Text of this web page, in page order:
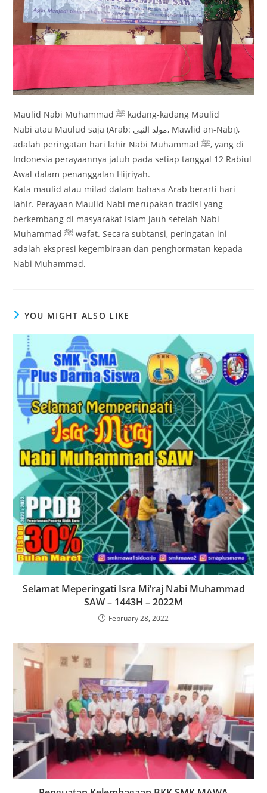
Maulid Nabi Muhammad ﷺ kadang-kadang Maulid
Nabi atau Maulud saja (Arab: مولد النبي‎, Mawlid an-Nabī),
adalah peringatan hari lahir Nabi Muhammad ﷺ, yang di
Indonesia perayaannya jatuh pada setiap tanggal 12 Rabiul
Awal dalam penanggalan Hijriyah.
Kata maulid atau milad dalam bahasa Arab berarti hari
lahir. Perayaan Maulid Nabi merupakan tradisi yang
berkembang di masyarakat Islam jauh setelah Nabi
Muhammad ﷺ wafat. Secara subtansi, peringatan ini
adalah ekspresi kegembiraan dan penghormatan kepada
Nabi Muhammad.
YOU MIGHT ALSO LIKE
Selamat Meperingati Isra Mi’raj Nabi Muhammad
SAW – 1443H – 2022M
February 28, 2022